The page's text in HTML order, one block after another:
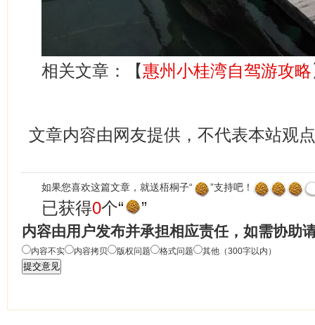
相关文章：【惠州小桂湾自驾游攻略
文章内容由网友提供，不代表本站观点
如果您喜欢这篇文章，就送梧桐子“ ”支持吧！
已获得0个“ ”
内容由用户发布并承担相应责任，如需协助
内容不实 内容拷贝 版权问题 格式问题 其他（300字以内）